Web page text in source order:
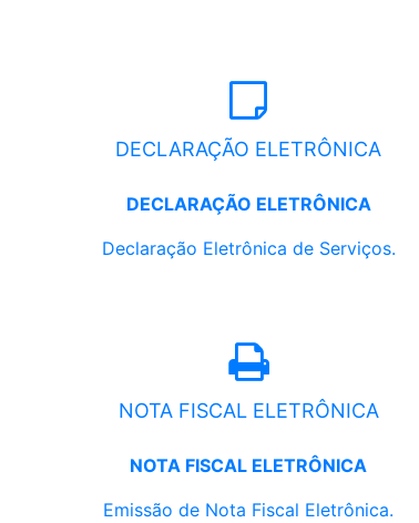
DECLARAÇÃO ELETRÔNICA
DECLARAÇÃO ELETRÔNICA
Declaração Eletrônica de Serviços.
NOTA FISCAL ELETRÔNICA
NOTA FISCAL ELETRÔNICA
Emissão de Nota Fiscal Eletrônica.